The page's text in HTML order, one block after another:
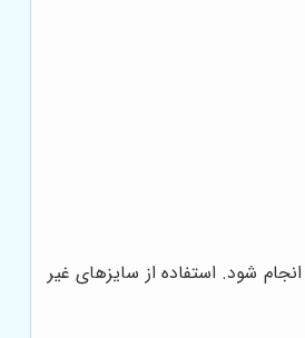
شود. استفاده از سایزهای غیر